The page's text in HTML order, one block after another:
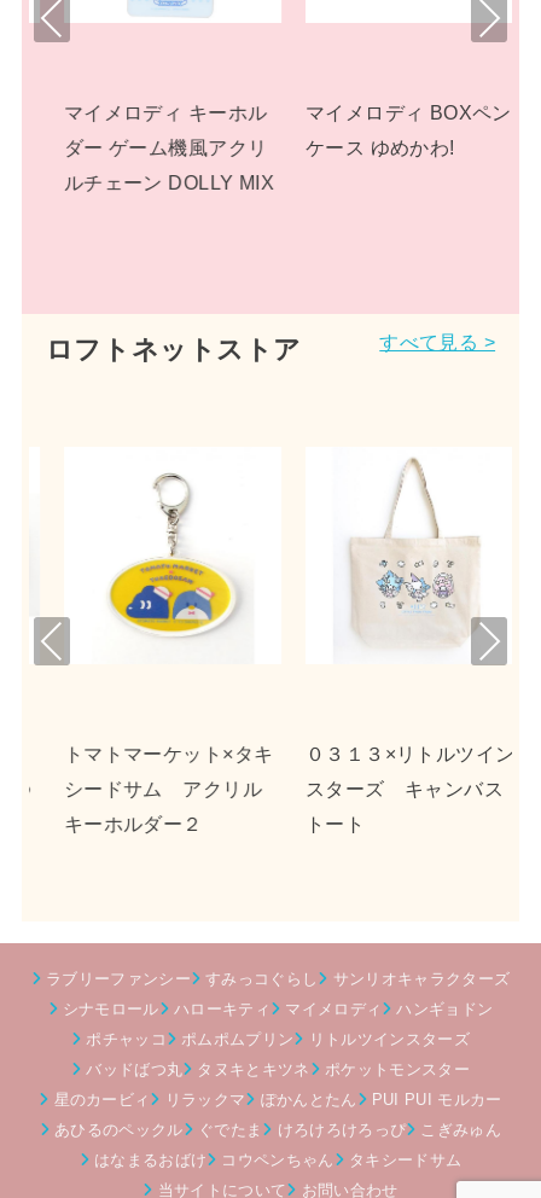
マイメロディ BOXペン
ケース ゆめかわ!
マイメロディ ぬいぐる
み プラッシュドールS
Pre
Nex
ロフトネットストア すべて見る >
ル
０３１３×リトルツイン
スターズ キャンバス
トート
ｎｓｎ×ポチャッコ
クリルキーホルダー２
Pre
Nex
ラブリーファンシー すみっコぐらし
サンリオキャラクターズ
シナモロール
ハローキティ マイメロディ
ハンギョドン
ポチャッコ
ポムポムプリン
リトルツインスターズ
バッドばつ丸
タヌキとキツネ
ポケットモンスター
星のカービィ
リラックマ ぽかんとたん
PUI PUI モルカー
あひるのペックル
ぐでたま けろけろけろっぴ
こぎみゅん
はなまるおばけ
コウペンちゃん
タキシードサム
当サイトについて
お問い合わせ